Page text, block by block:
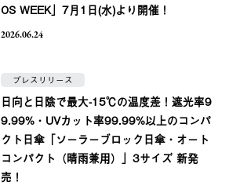
OS WEEK」7月1日(水)より開催！
2026.06.24
プレスリリース
日向と日陰で最大-15℃の温度差！遮光率9
9.99%・UVカット率99.99%以上のコンパ
クト日傘「ソーラーブロック日傘・オート
コンパクト（晴雨兼用）」3サイズ 新発
売！